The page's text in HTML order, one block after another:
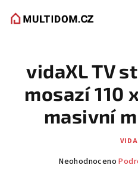
vidaXL TV
mosazí 110
masivní
Průměrné
Neohodnoceno